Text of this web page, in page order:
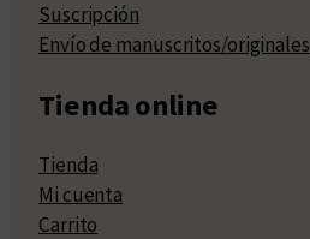
Suscripción
Envío de manuscritos/originales
Tienda online
Tienda
Mi cuenta
Carrito